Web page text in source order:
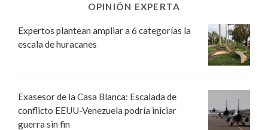
OPINIÓN EXPERTA
Expertos plantean ampliar a 6 categorías la
escala de huracanes
Exasesor de la Casa Blanca: Escalada de
conflicto EEUU-Venezuela podría iniciar
guerra sin fin